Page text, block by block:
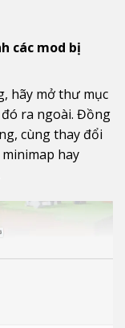
các mod bị
hãy mở thư mục
ra ngoài. Đồng
cùng thay đổi
hay